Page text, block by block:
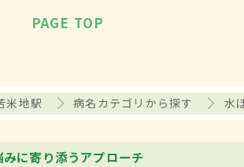
PAGE TOP
米地駅 病名カテゴリから探す 水
みに寄り添うアプローチ